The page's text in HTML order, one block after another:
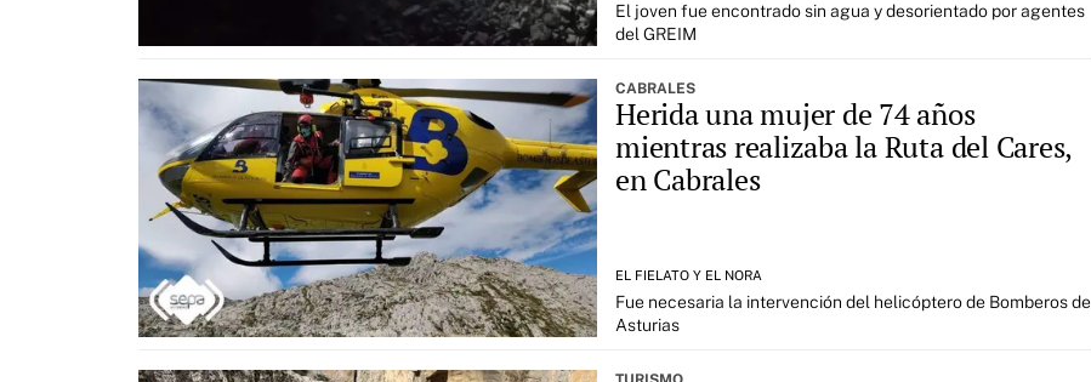
El joven fue encontrado sin agua y desorientado por agentes
del GREIM
CABRALES
Herida una mujer de 74 años
mientras realizaba la Ruta del Cares,
en Cabrales
EL FIELATO Y EL NORA
Fue necesaria la intervención del helicóptero de Bomberos de
Asturias